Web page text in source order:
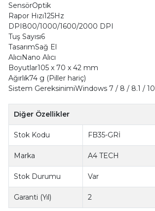
SensörOptik
Rapor Hızı125Hz
DPI800/1000/1600/2000 DPI
Tuş Sayısı6
TasarımSağ El
AlıcıNano Alıcı
Boyutlar105 x 70 x 42 mm
Ağırlık74 g (Piller hariç)
Sistem GereksinimiWindows 7 / 8 / 8.1 / 10
Diğer Özellikler
Stok Kodu FB35-GRİ
Marka A4 TECH
Stok Durumu Var
Garanti (Yıl) 2